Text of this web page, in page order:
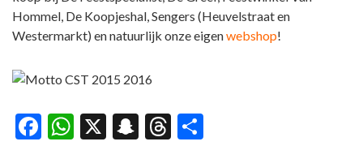
Hommel, De Koopjeshal, Sengers (Heuvelstraat en
Westermarkt) en natuurlijk onze eigenwebshop!
Facebook
WhatsApp
X Snapchat
Threads